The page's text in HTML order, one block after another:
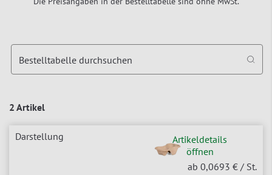
2 Artikel
Bestelltabelle durchsuchen
Artikeldetails
öffnen
ab 0,0693 € / St.